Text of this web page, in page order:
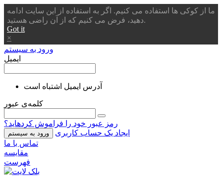
ما از کوکی ها استفاده می کنیم. اگر به استفاده از این سایت ادامه
دهید، فرض می کنیم که از آن راضی هستید.
Got it
×
ورود به سیستم
ایمیل
آدرس ایمیل اشتباه است
کلمه‌ی عبور
رمز عبور خود را فراموش کردهاید؟
ورود به سیستم
ایجاد یک حساب کاربری
تماس با ما
مقایسه
فهرست